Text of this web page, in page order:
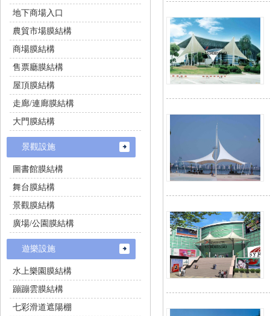
地下商場入口
農貿市場膜結構
商場膜結構
售票廳膜結構
屋頂膜結構
走廊/連廊膜結構
大門膜結構
景觀設施
圖書館膜結構
舞台膜結構
景觀膜結構
廣場/公園膜結構
遊樂設施
水上樂園膜結構
蹦蹦雲膜結構
七彩滑道遮陽棚